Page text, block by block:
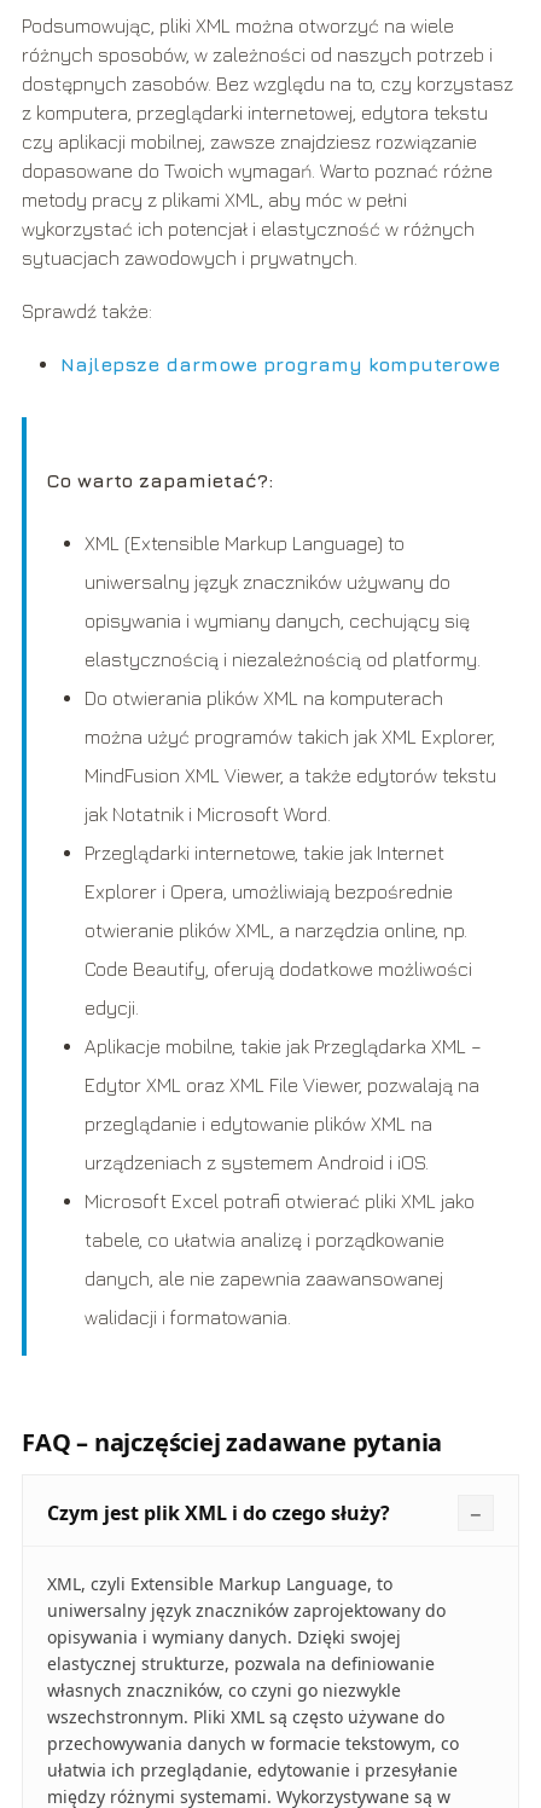
Podsumowując, pliki XML można otworzyć na wiele
różnych sposobów, w zależności od naszych potrzeb i
dostępnych zasobów. Bez względu na to, czy korzystasz
z komputera, przeglądarki internetowej, edytora tekstu
czy aplikacji mobilnej, zawsze znajdziesz rozwiązanie
dopasowane do Twoich wymagań. Warto poznać różne
metody pracy z plikami XML, aby móc w pełni
wykorzystać ich potencjał i elastyczność w różnych
sytuacjach zawodowych i prywatnych.
Sprawdź także:
Najlepsze darmowe programy komputerowe
Co warto zapamietać?:
XML (Extensible Markup Language) to
uniwersalny język znaczników używany do
opisywania i wymiany danych, cechujący się
elastycznością i niezależnością od platformy.
Do otwierania plików XML na komputerach
można użyć programów takich jak XML Explorer,
MindFusion XML Viewer, a także edytorów tekstu
jak Notatnik i Microsoft Word.
Przeglądarki internetowe, takie jak Internet
Explorer i Opera, umożliwiają bezpośrednie
otwieranie plików XML, a narzędzia online, np.
Code Beautify, oferują dodatkowe możliwości
edycji.
Aplikacje mobilne, takie jak Przeglądarka XML –
Edytor XML oraz XML File Viewer, pozwalają na
przeglądanie i edytowanie plików XML na
urządzeniach z systemem Android i iOS.
Microsoft Excel potrafi otwierać pliki XML jako
tabele, co ułatwia analizę i porządkowanie
danych, ale nie zapewnia zaawansowanej
walidacji i formatowania.
FAQ – najczęściej zadawane pytania
Czym jest plik XML i do czego służy?
XML, czyli Extensible Markup Language, to
uniwersalny język znaczników zaprojektowany do
opisywania i wymiany danych. Dzięki swojej
elastycznej strukturze, pozwala na definiowanie
własnych znaczników, co czyni go niezwykle
wszechstronnym. Pliki XML są często używane do
przechowywania danych w formacie tekstowym, co
ułatwia ich przeglądanie, edytowanie i przesyłanie
między różnymi systemami. Wykorzystywane są w